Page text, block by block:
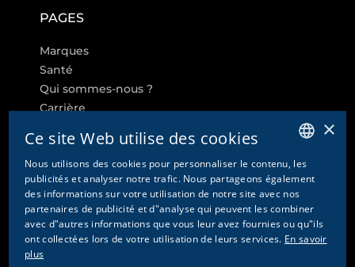
PAGES
Marques
Santé
Qui sommes-nous ?
Carrière
LIENS SUPPLÉMENTAIRES
Paramètres des cookies
Contact
Protection des données & Disclaimer
GERMAN
ENGLISH
FRENCH
×
Ce site Web utilise des cookies
Nous utilisons des cookies pour personnaliser le contenu, les
publicités et analyser notre trafic. Nous partageons également
des informations sur votre utilisation de notre site avec nos
partenaires de publicité et d"analyse qui peuvent les combiner
avec d"autres informations que vous leur avez fournies ou qu"ils
ont collectées lors de votre utilisation de leurs services. En savoir
plus